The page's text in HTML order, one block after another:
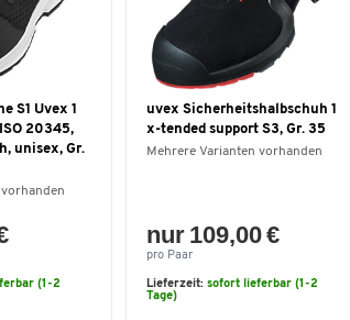
S1 Uvex 1
ISO 20345,
unisex, Gr.
(1-2
uvex Sicherheitshalbschuh 1
x-tended support S3, Gr. 35
Mehrere Varianten vorhanden
nur 109,00 €
pro Paar
Lieferzeit: sofort lieferbar (1-2
Tage)